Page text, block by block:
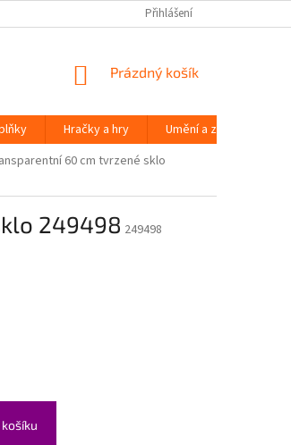
Přihlášení
NÁKUPNÍ
Prázdný košík
Hračky a hry Umění a zábava
60 cm tvrzené sklo
249498 249498